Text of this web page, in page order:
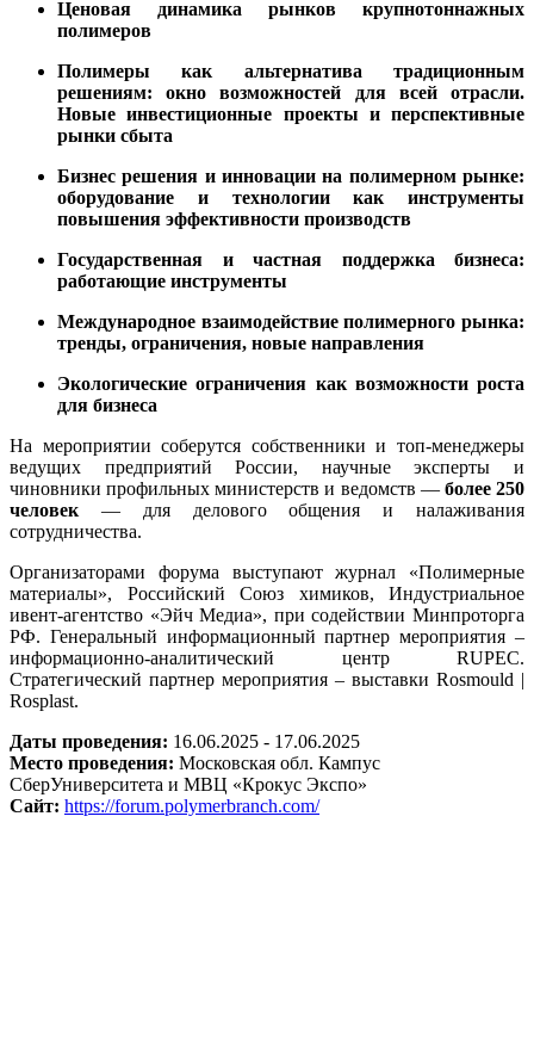
Ценовая динамика рынков крупнотоннажных
полимеров
Полимеры как альтернатива традиционным
решениям: окно возможностей для всей отрасли.
Новые инвестиционные проекты и перспективные
рынки сбыта
Бизнес решения и инновации на полимерном рынке:
оборудование и технологии как инструменты
повышения эффективности производств
Государственная и частная поддержка бизнеса:
работающие инструменты
Международное взаимодействие полимерного рынка:
тренды, ограничения, новые направления
Экологические ограничения как возможности роста
для бизнеса
На мероприятии соберутся собственники и топ-менеджеры
ведущих предприятий России, научные эксперты и
чиновники профильных министерств и ведомств — более 250
человек — для делового общения и налаживания
сотрудничества.
Организаторами форума выступают журнал «Полимерные
материалы», Российский Союз химиков, Индустриальное
ивент-агентство «Эйч Медиа», при содействии Минпроторга
РФ. Генеральный информационный партнер мероприятия –
информационно-аналитический центр RUPEC.
Стратегический партнер мероприятия – выставки Rosmould |
Rosplast.
Даты проведения: 16.06.2025 - 17.06.2025
Место проведения: Московская обл. Кампус
СберУниверситета и МВЦ «Крокус Экспо»
Сайт: https://forum.polymerbranch.com/